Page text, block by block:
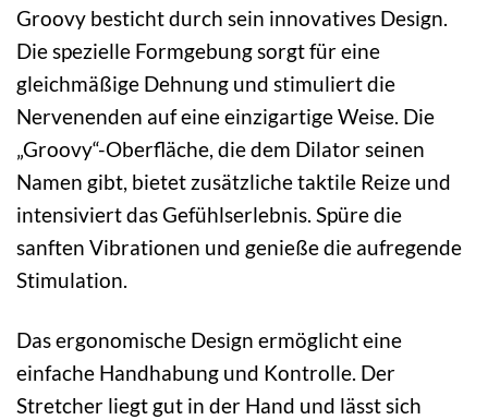
Groovy besticht durch sein innovatives Design.
Die spezielle Formgebung sorgt für eine
gleichmäßige Dehnung und stimuliert die
Nervenenden auf eine einzigartige Weise. Die
„Groovy“-Oberfläche, die dem Dilator seinen
Namen gibt, bietet zusätzliche taktile Reize und
intensiviert das Gefühlserlebnis. Spüre die
sanften Vibrationen und genieße die aufregende
Stimulation.
Das ergonomische Design ermöglicht eine
einfache Handhabung und Kontrolle. Der
Stretcher liegt gut in der Hand und lässt sich